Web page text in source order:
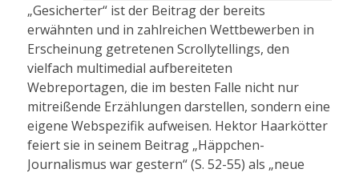
„Gesicherter“ ist der Beitrag der bereits
erwähnten und in zahlreichen Wettbewerben in
Erscheinung getretenen Scrollytellings, den
vielfach multimedial aufbereiteten
Webreportagen, die im besten Falle nicht nur
mitreißende Erzählungen darstellen, sondern eine
eigene Webspezifik aufweisen. Hektor Haarkötter
feiert sie in seinem Beitrag „Häppchen-
Journalismus war gestern“ (S. 52-55) als „neue